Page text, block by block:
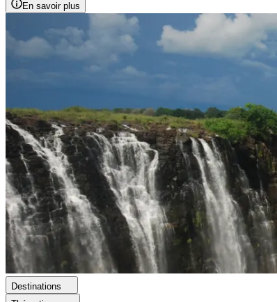
En savoir plus
Destinations